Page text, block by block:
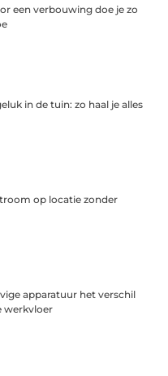
een verbouwing doe je zo
in de tuin: zo haal je alles
op locatie zonder
apparatuur het verschil
werkvloer